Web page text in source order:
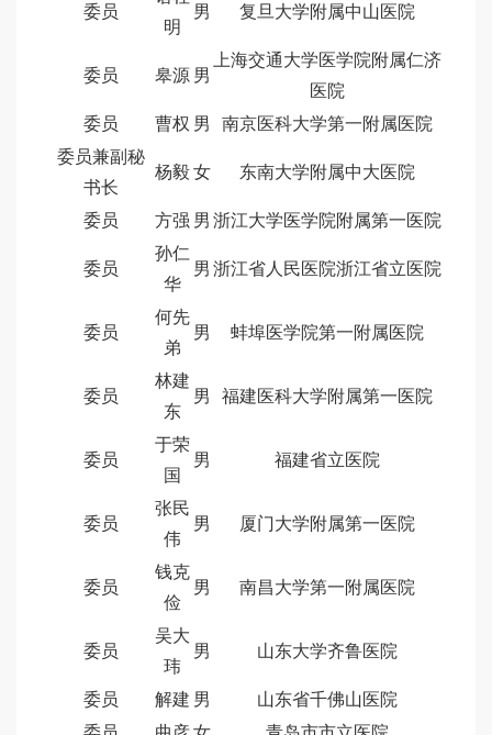
委员
明
男 复旦大学附属中山医院
委员 皋源 男
上海交通大学医学院附属仁济
医院
委员
曹权 男 南京医科大学第一附属医院
委员兼副秘
书长
杨毅女 东南大学附属中大医院
委员 方强 男 浙江大学医学院附属第一医院
委员
孙仁
华
男 浙江省人民医院浙江省立医院
委员
何先
弟
男 蚌埠医学院第一附属医院
委员
林建
东
男 福建医科大学附属第一医院
委员
于荣
国
男 福建省立医院
委员
张民
伟
男 厦门大学附属第一医院
委员
钱克
俭
男 南昌大学第一附属医院
委员
吴大
玮
男 山东大学齐鲁医院
委员 解建 男
山东省千佛山医院